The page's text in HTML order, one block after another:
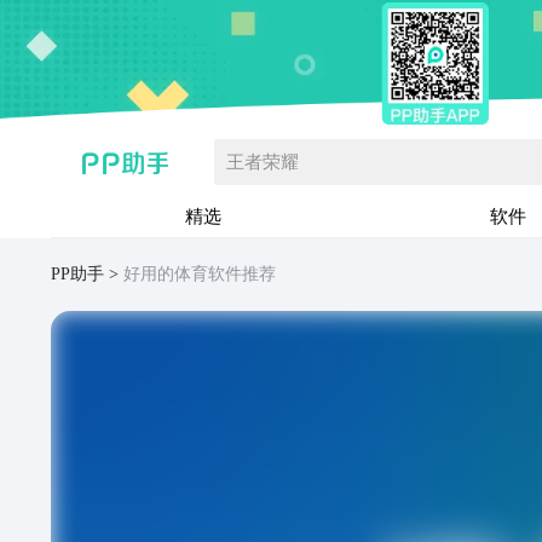
王者荣耀
精选 软件
PP助手 好用的体育软件推荐